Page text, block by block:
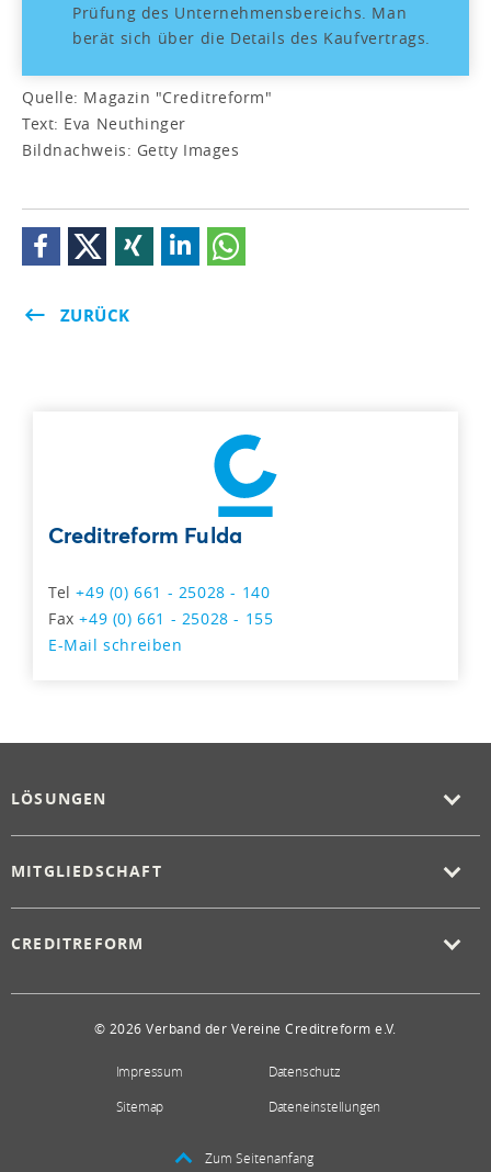
Prüfung des Unternehmensbereichs. Man
berät sich über die Details des Kaufvertrags.
Quelle: Magazin "Creditreform"
Text: Eva Neuthinger
Bildnachweis: Getty Images
ZURÜCK
Creditreform Fulda
Tel+49 (0) 661 - 25028 - 140
Fax+49 (0) 661 - 25028 - 155
E-Mail schreiben
LÖSUNGEN
MITGLIEDSCHAFT
CREDITREFORM
© 2026 Verband der Vereine Creditreform e.V.
Impressum
Datenschutz
Sitemap
Dateneinstellungen
Zum Seitenanfang